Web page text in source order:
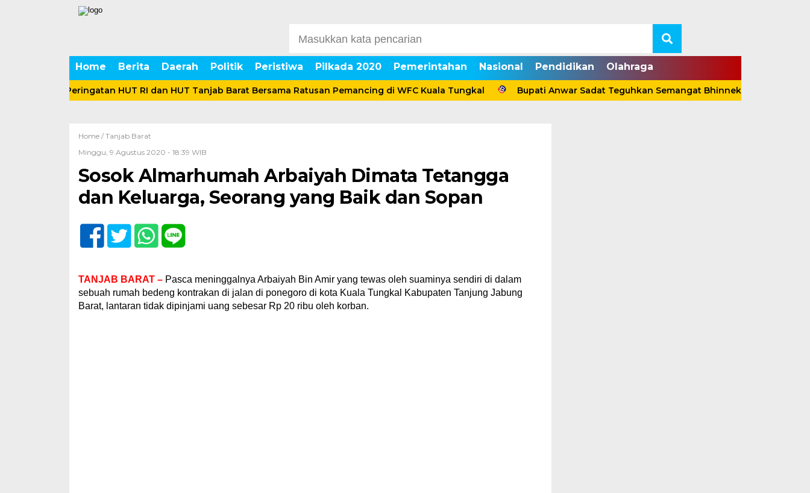
Home Berita Daerah Politik Peristiwa Pilkada 2020 Pemerintahan Nasional Pendidikan Olahraga
Peringatan HUT RI dan HUT Tanjab Barat Bersama Ratusan Pemancing di WFC Kuala Tungkal Bupati Anwar Sadat Teguhkan Semangat Bhinneka Tunggal Ika
Home / Tanjab Barat
Minggu, 9 Agustus 2020 - 18:39 WIB
Sosok Almarhumah Arbaiyah Dimata Tetangga
dan Keluarga, Seorang yang Baik dan Sopan
TANJAB BARAT – Pasca meninggalnya Arbaiyah Bin Amir yang tewas oleh suaminya sendiri di dalam
sebuah rumah bedeng kontrakan di jalan di ponegoro di kota Kuala Tungkal Kabupaten Tanjung Jabung
Barat, lantaran tidak dipinjami uang sebesar Rp 20 ribu oleh korban.